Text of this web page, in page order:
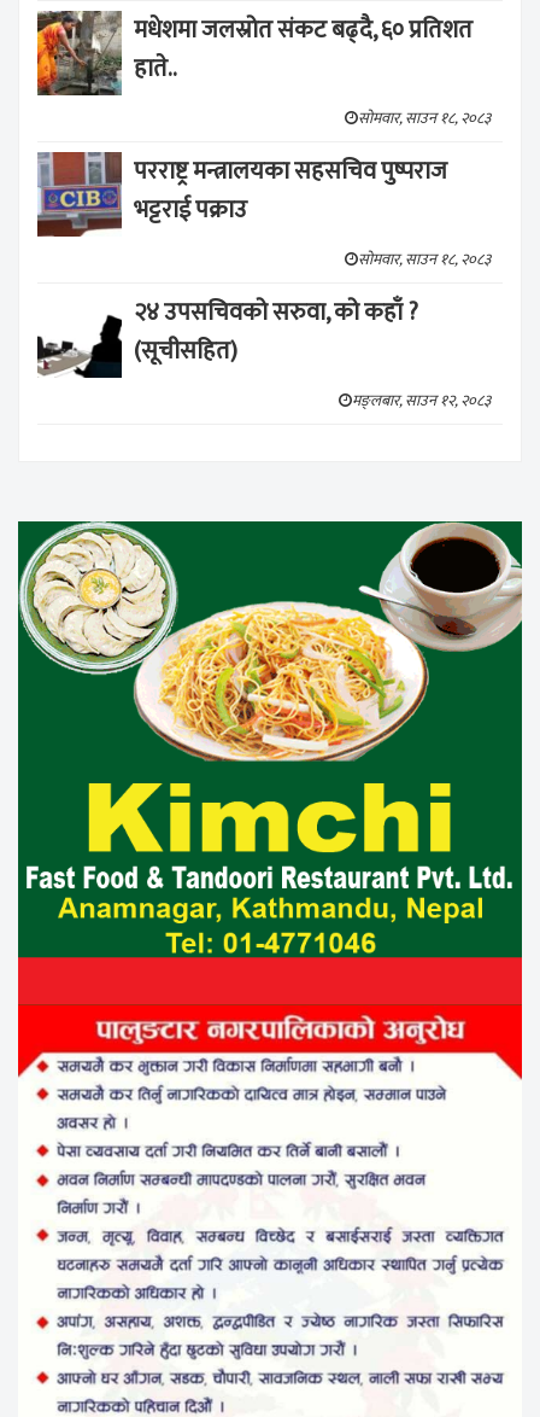
मधेशमा जलस्रोत संकट बढ्दै, ६० प्रतिशत
हाते..
सोमवार, साउन १८, २०८३
परराष्ट्र मन्त्रालयका सहसचिव पुष्पराज
भट्टराई पक्राउ
सोमवार, साउन १८, २०८३
२४ उपसचिवको सरुवा, को कहाँ ?
(सूचीसहित)
मङ्लबार, साउन १२, २०८३